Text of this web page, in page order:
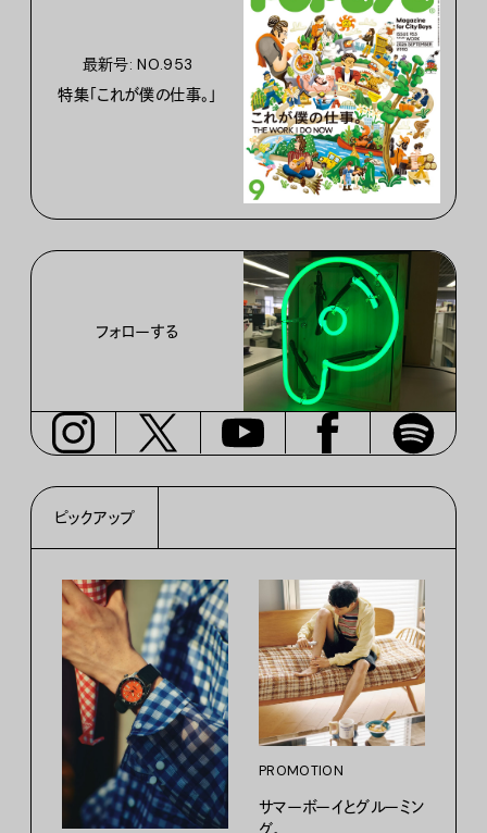
最新号: NO.953
特集「これが僕の仕事。」
フォローする
ピックアップ
PROMOTION
サマーボーイとグルーミン